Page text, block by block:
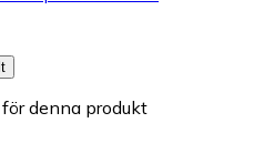
denna produkt